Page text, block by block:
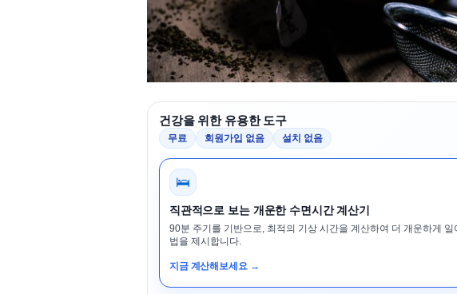
건강을 위한 유용한 도구
무료 회원가입 없음 설치 없음
🛌
직관적으로 보는 개운한 수면시간 계산기
90분 주기를 기반으로, 최적의 기상 시간을 계산하여 더 개운하게 일
법을 제시합니다.
지금 계산해보세요 →